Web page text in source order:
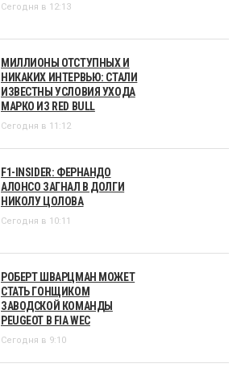
Сегодня в 12:13
МИЛЛИОНЫ ОТСТУПНЫХ И
НИКАКИХ ИНТЕРВЬЮ: СТАЛИ
ИЗВЕСТНЫ УСЛОВИЯ УХОДА
МАРКО ИЗ RED BULL
Сегодня в 11:12
F1-INSIDER: ФЕРНАНДО
АЛОНСО ЗАГНАЛ В ДОЛГИ
НИКОЛУ ЦОЛОВА
Сегодня в 10:11
РОБЕРТ ШВАРЦМАН МОЖЕТ
СТАТЬ ГОНЩИКОМ
ЗАВОДСКОЙ КОМАНДЫ
PEUGEOT В FIA WEC
Сегодня в 9:10